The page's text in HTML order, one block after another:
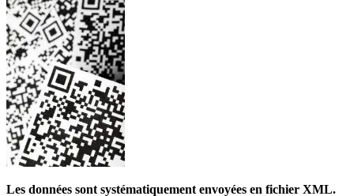
Les données sont systématiquement envoyées en fichier XML.